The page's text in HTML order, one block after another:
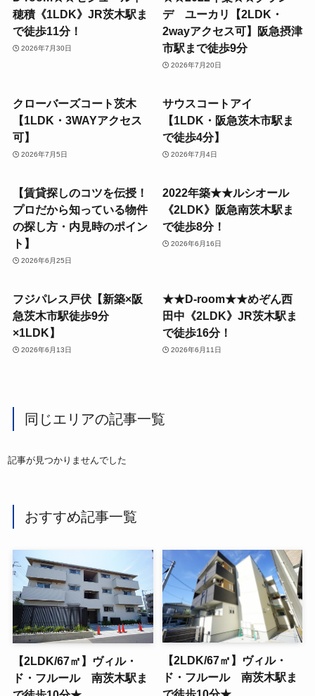
穂積《1LDK》JR茨木駅ま
で徒歩11分！
2026年7月30日
デ ユーカリ【2LDK・
2wayアクセス可】阪急摂津
市駅まで徒歩9分
2026年7月20日
クローバーズコート茨木
【1LDK・3WAYアクセス
可】
2026年7月5日
サウスコートアイ
【1LDK・阪急茨木市駅ま
で徒歩4分】
2026年7月4日
【賃貸探しのコツを伝授！
プロだから知っている物件
の探し方・内見時のポイン
ト】
2026年6月25日
2022年築★★ルシオール
《2LDK》阪急南茨木駅ま
で徒歩8分！
2026年6月16日
フジパレス戸伏【新築×阪
急茨木市駅徒歩9分
×1LDK】
2026年6月13日
★★D-room★★めぞん西
田中《2LDK》JR茨木駅ま
で徒歩16分！
2026年6月11日
同じエリアの記事一覧
記事が見つかりませんでした
おすすめ記事一覧
【2LDK/67㎡】ヴィル・
ド・フルール 南茨木駅ま
【2LDK/67㎡】ヴィル・
ド・フルール 南茨木駅ま